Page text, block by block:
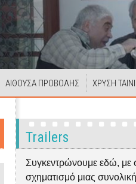
ΑΙΘΟΥΣΑ ΠΡΟΒΟΛΗΣ ΧΡΥΣΗ
Trailers
Συγκεντρώνουμε εδώ, με
σχηματισμό μιας